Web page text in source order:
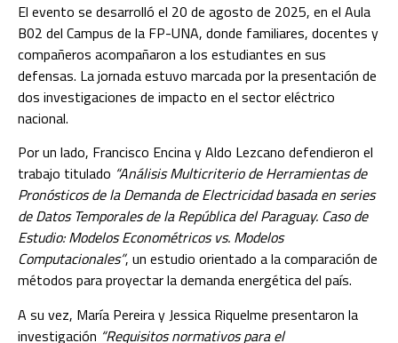
El evento se desarrolló el 20 de agosto de 2025, en el Aula
B02 del Campus de la FP-UNA, donde familiares, docentes y
compañeros acompañaron a los estudiantes en sus
defensas. La jornada estuvo marcada por la presentación de
dos investigaciones de impacto en el sector eléctrico
nacional.
Por un lado, Francisco Encina y Aldo Lezcano defendieron el
trabajo titulado “Análisis Multicriterio de Herramientas de
Pronósticos de la Demanda de Electricidad basada en series
de Datos Temporales de la República del Paraguay. Caso de
Estudio: Modelos Econométricos vs. Modelos
Computacionales”, un estudio orientado a la comparación de
métodos para proyectar la demanda energética del país.
A su vez, María Pereira y Jessica Riquelme presentaron la
investigación “Requisitos normativos para el